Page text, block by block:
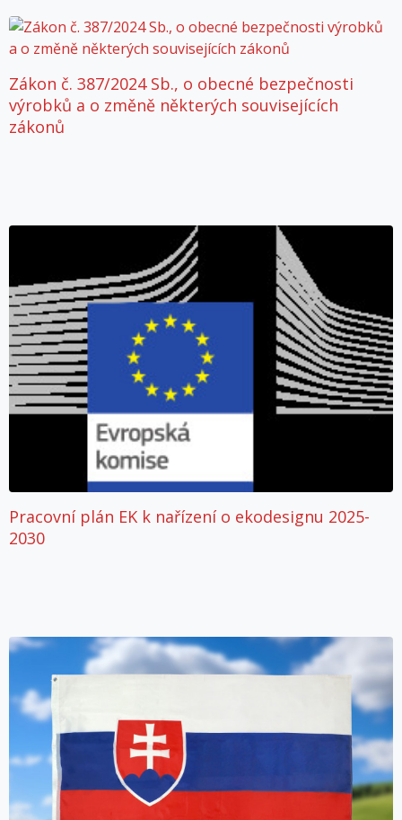
Zákon č. 387/2024 Sb., o obecné bezpečnosti
výrobků a o změně některých souvisejících
zákonů
Pracovní plán EK k nařízení o ekodesignu 2025-
2030